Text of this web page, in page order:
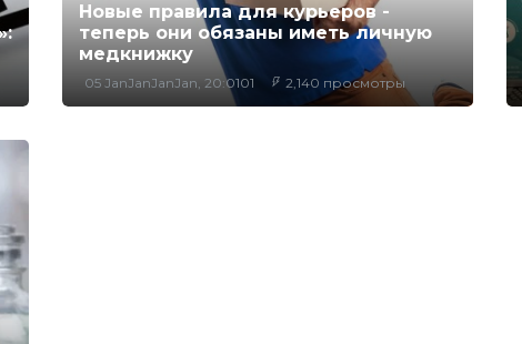
Новые правила для курьеров -
теперь они обязаны иметь личную
медкнижку
05 JanJanJanJan, 20:0101 2,140 просмотры